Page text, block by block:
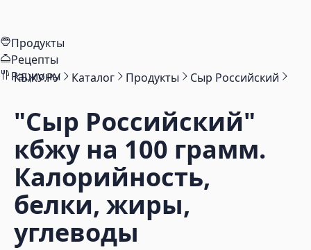
Продукты
Рецепты
Рационы
КБЖУ.РУ Каталог Продукты Сыр Российский
"Сыр Российский"
кбжу на 100 грамм.
Калорийность,
белки, жиры,
углеводы